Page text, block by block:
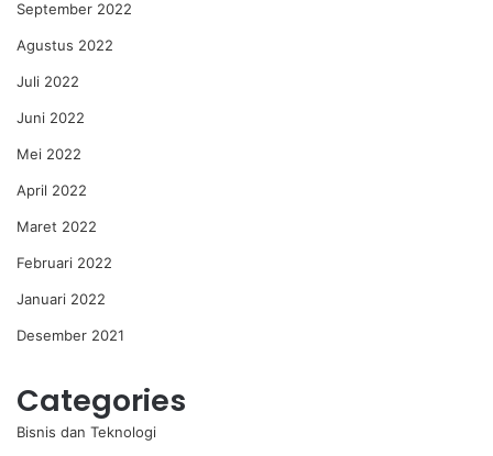
September 2022
Agustus 2022
Juli 2022
Juni 2022
Mei 2022
April 2022
Maret 2022
Februari 2022
Januari 2022
Desember 2021
Categories
Bisnis dan Teknologi